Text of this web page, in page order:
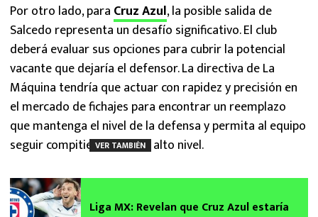
Por otro lado, para Cruz Azul, la posible salida de
Salcedo representa un desafío significativo. El club
deberá evaluar sus opciones para cubrir la potencial
vacante que dejaría el defensor. La directiva de La
Máquina tendría que actuar con rapidez y precisión en
el mercado de fichajes para encontrar un reemplazo
que mantenga el nivel de la defensa y permita al equipo
seguir compitiendo al más alto nivel.
VER TAMBIÉN
Liga MX: Revelan que Cruz Azul estaría